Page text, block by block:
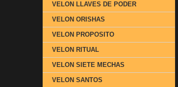
VELON LLAVES DE PODER
VELON ORISHAS
VELON PROPOSITO
VELON RITUAL
VELON SIETE MECHAS
VELON SANTOS